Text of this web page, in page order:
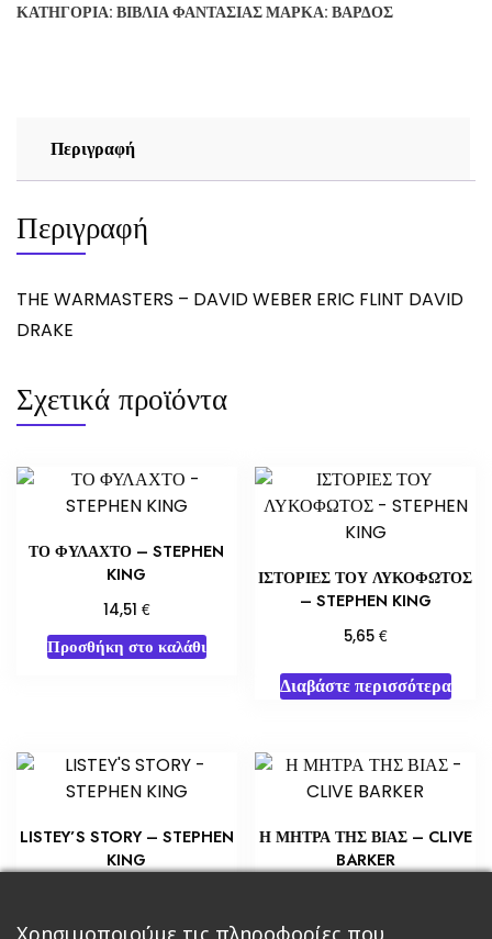
WEBER
ποσότητα
ΚΑΤΗΓΟΡΊΑ: ΒΙΒΛΊΑ ΦΑΝΤΑΣΊΑΣΜΆΡΚΑ: ΒΆΡΔΟΣ
Περιγραφή
Περιγραφή
THE WARMASTERS – DAVID WEBER ERIC FLINT DAVID
DRAKE
Σχετικά προϊόντα
ΤΟ ΦΥΛΑΧΤΟ – STEPHEN
KING
14,51 €
Προσθήκη στο καλάθι
ΙΣΤΟΡΙΕΣ ΤΟΥ ΛΥΚΟΦΩΤΟΣ
– STEPHEN KING
5,65 €
Διαβάστε περισσότερα
LISTEY’S STORY – STEPHEN
KING
Προσθήκη στο καλάθι
Η ΜΗΤΡΑ ΤΗΣ ΒΙΑΣ – CLIVE
BARKER
Προσθήκη στο καλάθι
Χρησιμοποιούμε τις πληροφορίες που